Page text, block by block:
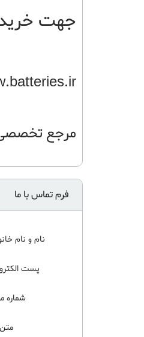
جهت
مرجع تخصصی
فرم تماس با ما
نام و نام
پست
شماره